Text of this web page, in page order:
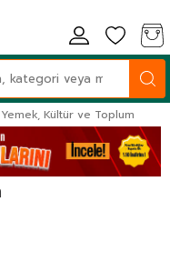
Yemek, Kültür ve Toplum